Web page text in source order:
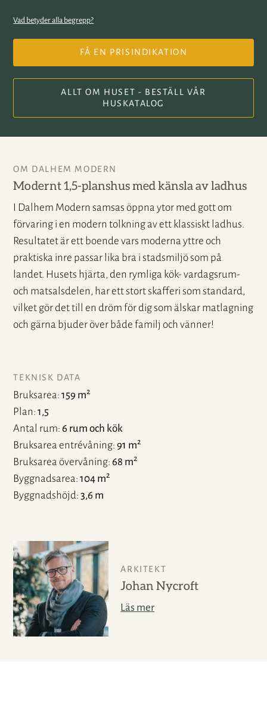
OM DALHEM MODERN
Modernt 1,5-planshus med känsla av ladhus
I Dalhem Modern samsas öppna ytor med gott om
förvaring i en modern tolkning av ett klassiskt ladhus.
Resultatet är ett boende vars moderna yttre och
praktiska inre passar lika bra i stadsmiljö som på
landet. Husets hjärta, den rymliga kök- vardagsrum-
och matsalsdelen, har ett stort skafferi som standard,
vilket gör det till en dröm för dig som älskar matlagning
och gärna bjuder över både familj och vänner!
TEKNISK DATA
Bruksarea 159 m2
Plan 1,5
Antal rum 6 rum och kök
Bruksarea entrévåning 91 m2
Bruksarea övervåning 68 m2
Byggnadsarea 104 m2
Byggnadshöjd 3,6 m
Vad betyder alla begrepp?
FÅ EN PRISINDIKATION
ALLT OM HUSET - BESTÄLL VÅR
HUSKATALOG
ARKITEKT
Johan Nycroft
Läs mer